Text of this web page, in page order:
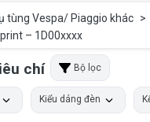
tùng Vespa/ Piaggio khác >
– 1D00xxxx
chí Bộ lọc
Kiểu dáng đèn